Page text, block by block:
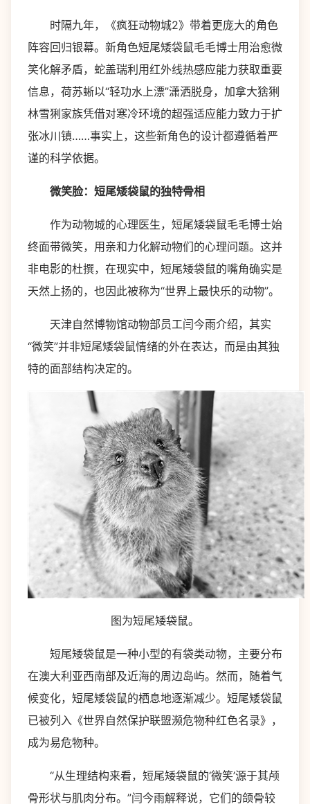
时隔九年，《疯狂动物城2》带着更庞大的角色
阵容回归银幕。新角色短尾矮袋鼠毛毛博士用治愈微
笑化解矛盾，蛇盖瑞利用红外线热感应能力获取重要
信息，荷苏蜥以“轻功水上漂”潇洒脱身，加拿大猞猁
林雪猁家族凭借对寒冷环境的超强适应能力致力于扩
张冰川镇……事实上，这些新角色的设计都遵循着严
谨的科学依据。
微笑脸：短尾矮袋鼠的独特骨相
作为动物城的心理医生，短尾矮袋鼠毛毛博士始
终面带微笑，用亲和力化解动物们的心理问题。这并
非电影的杜撰，在现实中，短尾矮袋鼠的嘴角确实是
天然上扬的，也因此被称为“世界上最快乐的动物”。
天津自然博物馆动物部员工闫今雨介绍，其实
“微笑”并非短尾矮袋鼠情绪的外在表达，而是由其独
特的面部结构决定的。
图为短尾矮袋鼠。
短尾矮袋鼠是一种小型的有袋类动物，主要分布
在澳大利亚西南部及近海的周边岛屿。然而，随着气
候变化，短尾矮袋鼠的栖息地逐渐减少。短尾矮袋鼠
已被列入《世界自然保护联盟濒危物种红色名录》，
成为易危物种。
“从生理结构来看，短尾矮袋鼠的‘微笑’源于其颅
骨形状与肌肉分布。”闫今雨解释说，它们的颌骨较